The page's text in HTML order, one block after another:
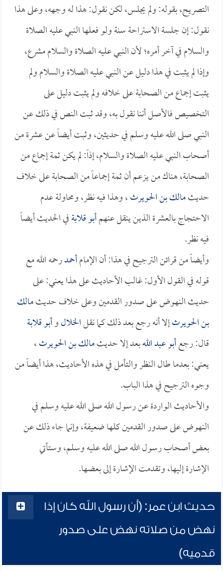
التصريح، بقوله: ولم يجلس، لكن نقول: هذا له وجهه، وعلى هذا
نقول: إن جلسة الاستراحة سنة ولو فعلها النبي عليه الصلاة
والسلام في آخر أمره؛ لأن النبي عليه الصلاة والسلام مشرع،
وإذا لم يثبت في هذا دليل عن النبي عليه الصلاة والسلام ولم
يثبت إجماع من الصحابة على خلافه ولم يثبت دليل على
التخصيص فالأصل أننا نقول به، وقد ثبت النص في ذلك عن
النبي صلى الله عليه وسلم في حديثين، وثبت أيضاً عن عشرة من
أصحاب النبي عليه الصلاة والسلام، إذاً: لم يكن ثمة إجماع من
الصحابة، هناك من يزعم أن ثمة إجماعاً من الصحابة على خلاف
حديثمالك بن الحويرث، وهذا فيه نظر، ومحاولة عدم
الاحتجاج بالعشرة الذين ينقل عنهمأبو قلابةفي الحديث أيضاً
فيه نظر.
وأيضاً من قرائن الترجيح في هذا: أن الإمامأحمدرحمه الله مع
قوله في القول الأول: غالب الأحاديث على هذا يعني: على
حديث النهوض على صدور القدمين وعلى خلاف حديثمالك
بن الحويرثإلا أنه رجع بعد ذلك كما نقلالخلالوأبو قلابة
قال: رجعأبو عبد اللهبعد إلا حديثمالك بن الحويرث،
يعني: بعدما طال النظر والتأمل في هذه الأحاديث، هذا أيضاً من
وجوه الترجيح في هذا الباب.
والأحاديث الواردة عن رسول الله صلى الله عليه وسلم في
النهوض على صدور القدمين كلها ضعيفة، وإنما جاء ذلك عن
بعض أصحاب رسول الله صلى الله عليه وسلم، وستأتي
الإشارة إليها، وتقدمت الإشارة إلى بعضها.
حديث ابن عمر: (أن رسول الله كان إذا
نهض من صلاته نهض على صدور
قدميه)